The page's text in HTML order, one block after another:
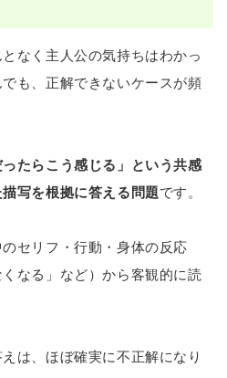
なく主人公の気持ちはわかっ
も、正解できないケースが頻
たらこう感じる」という共感
写を根拠に答える問題です。
セリフ・行動・身体の反応
くなる」など）から客観的に読
は、ほぼ確実に不正解になり